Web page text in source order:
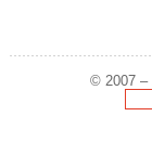
© 2007 –